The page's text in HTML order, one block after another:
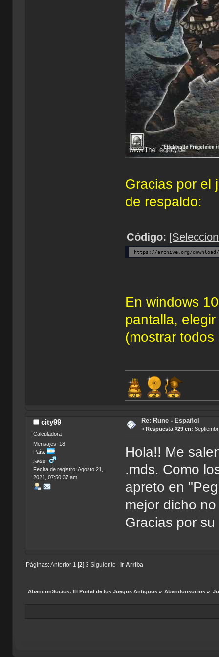
Gracias por el
de respaldo:
Código:
https://archive.org/download/
En windows
pantalla,
(mostrar
city99
Calculadora
Mensajes: 18
País:
Sexo:
Fecha de registro: Agosto 21,
2021, 07:50:37 am
Re: Rune - Español
« Respuesta #29 en:
Hola!! Me
.mds. Como
apreto en
mejor dicho
Gracias por
Páginas:Anterior 1 2 3 Siguiente Ir Arriba
AbandonSocios: El Portal de los Juegos Antiguos» Abandonsocios »